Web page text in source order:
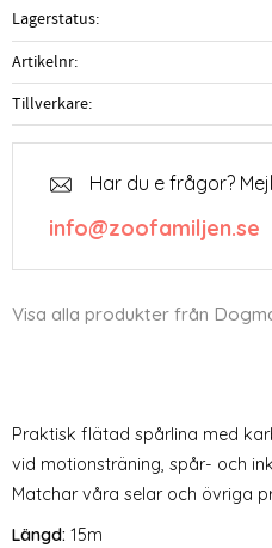
Lagerstatus
Artikelnr
Tillverkare
Har du e frågor?
info@zoofamiljen.se
Visa alla produkter från
Praktisk flätad spårlina med
vid motionsträning, spår- och
Matchar våra selar och övriga
Längd: 15m